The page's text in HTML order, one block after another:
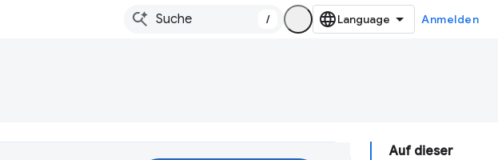
/ Anmelden
Auf dieser